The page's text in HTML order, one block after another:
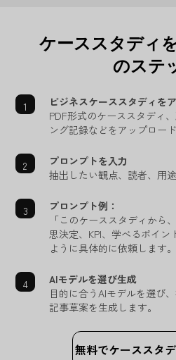
ケーススタディ
のステ
ビジネスケーススタディを
PDF形式のケーススタディ
ング記録などをアップロード
プロンプトを入力
抽出したい観点、読者、用
プロンプト例：
「このケーススタディから
思決定、KPI、学べるポイ
ように具体的に依頼します。
AIモデルを選び生成
目的に合うAIモデルを選び
記事草案を生成します。
無料でケーススタ